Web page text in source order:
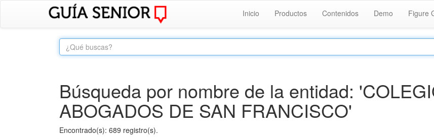
Inicio Productos Contenidos Demo Figure
Búsqueda por nombre de la entidad:
ABOGADOS DE SAN FRANCISCO'
Encontrado(s): 689 registro(s).